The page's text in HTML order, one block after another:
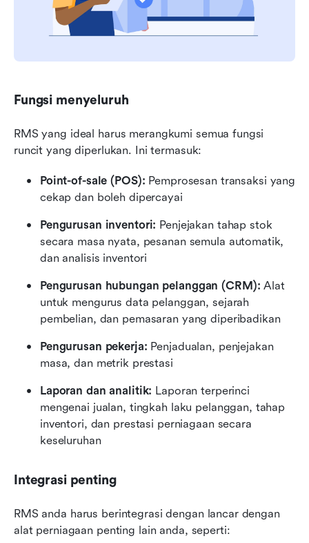
Fungsi menyeluruh
RMS yang ideal harus merangkumi semua fungsi
runcit yang diperlukan. Ini termasuk:
Point-of-sale (POS): Pemprosesan transaksi yang
cekap dan boleh dipercayai
Pengurusan inventori: Penjejakan tahap stok
secara masa nyata, pesanan semula automatik,
dan analisis inventori
Pengurusan hubungan pelanggan (CRM): Alat
untuk mengurus data pelanggan, sejarah
pembelian, dan pemasaran yang diperibadikan
Pengurusan pekerja: Penjadualan, penjejakan
masa, dan metrik prestasi
Laporan dan analitik: Laporan terperinci
mengenai jualan, tingkah laku pelanggan, tahap
inventori, dan prestasi perniagaan secara
keseluruhan
Integrasi penting
RMS anda harus berintegrasi dengan lancar dengan
alat perniagaan penting lain anda, seperti: